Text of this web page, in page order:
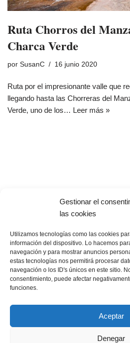
Gestionar el
las cookies
Utilizamos tecnologías como las cookies
información del dispositivo. Lo hacemos
navegación y para mostrar anuncios
estas tecnologías nos permitirá procesar
navegación o los ID's únicos en este sitio.
consentimiento, puede afectar
funciones.
Aceptar
Denegar
Ruta Chorros del
Charca Verde
por SusanC 16 junio 2020
Ruta por el impresionante valle que
llegando hasta las Chorreras del
Verde, uno de los… Leer más »
Políticas de privacidad|Política de
www.escapadasencantadas.com
susana@escapadasencantadas.com